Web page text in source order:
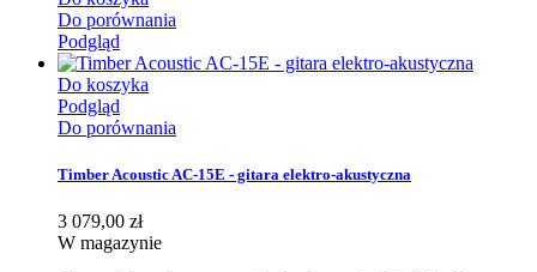
Do porównania
Podgląd
Do koszyka
Podgląd
Do porównania
Timber Acoustic AC-15E - gitara elektro-akustyczna
3 079,00 zł
W magazynie